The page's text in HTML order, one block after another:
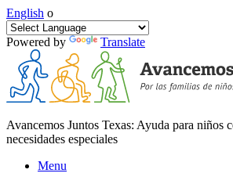
English o
Powered by Translate
Avancemos Juntos Texas: Ayuda para niños
necesidades especiales
Menu